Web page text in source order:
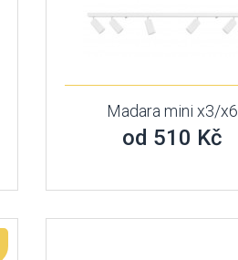
Madara mini x3/x6
od 510 Kč